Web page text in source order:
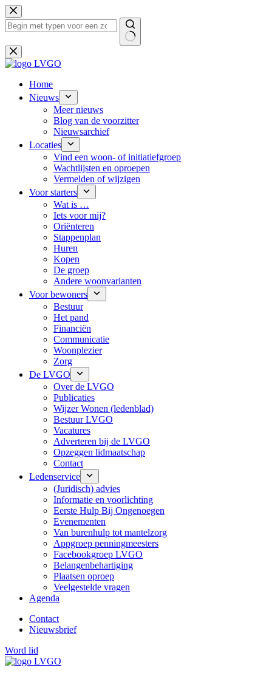
Ga
naar
de
Geen
resultaten
Home
Nieuws
Meer nieuws
Blog van de voorzitter
Nieuwsarchief
Locaties
Vind een woon- of initiatiefgroep
Wachtlijsten en oproepen
Vermelden of wijzigen
Voor starters
Wat is …
Iets voor mij?
Oriënteren
Stappenplan
Huren
Kopen
De groep
Andere woonvarianten
Voor bewoners
Bestuur
Het pand
Financiën
Communicatie
Woonplezier
Zorg
De LVGO
Over de LVGO
Publicaties
Wijzer Wonen (ledenblad)
Bestuur LVGO
Vacatures
Adverteren bij de LVGO
Opzeggen lidmaatschap
Contact
Ledenservice
(Juridisch) advies
Informatie en voorlichting
Eerste Hulp Bij Ongenoegen
Evenementen
Van burenhulp tot mantelzorg
Appgroep penningmeesters
Facebookgroep LVGO
Belangenbehartiging
Plaatsen oproep
Veelgestelde vragen
Agenda
Contact
Nieuwsbrief
Word lid